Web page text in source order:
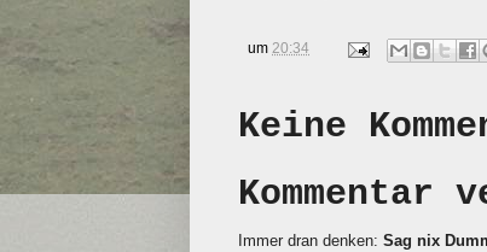
um 20:34
Keine
Kommentar
Immer dran denken: Sag nix